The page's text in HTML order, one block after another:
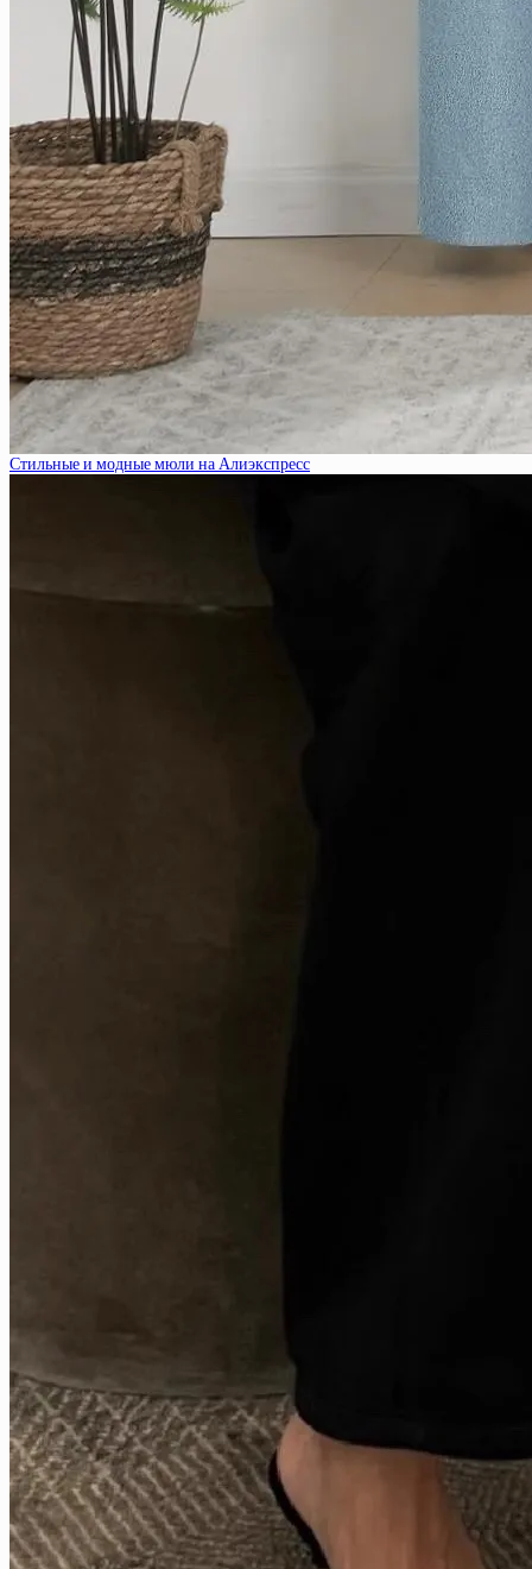
Стильные и модные мюли на Алиэкспресс